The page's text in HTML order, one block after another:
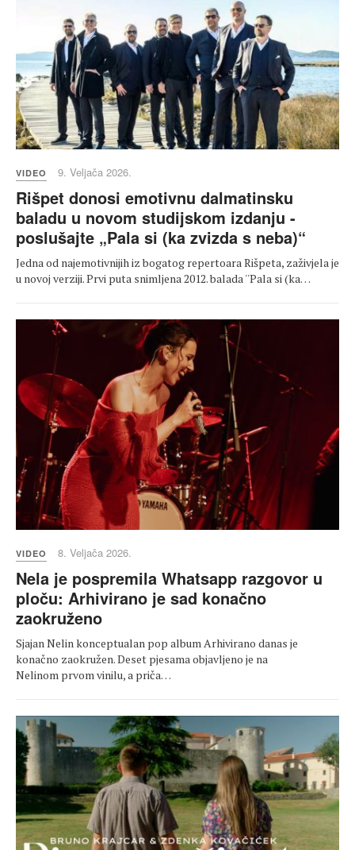
VIDEO 9. Veljača 2026.
Rišpet donosi emotivnu dalmatinsku
baladu u novom studijskom izdanju -
poslušajte „Pala si (ka zvizda s neba)“
Jedna od najemotivnijih iz bogatog repertoara Rišpeta, zaživjela je
u novoj verziji. Prvi puta snimljena 2012. balada ''Pala si (ka…
VIDEO 8. Veljača 2026.
Nela je pospremila Whatsapp razgovor u
ploču: Arhivirano je sad konačno
zaokruženo
Sjajan Nelin konceptualan pop album Arhivirano danas je
konačno zaokružen. Deset pjesama objavljeno je na
Nelinom prvom vinilu, a priča…